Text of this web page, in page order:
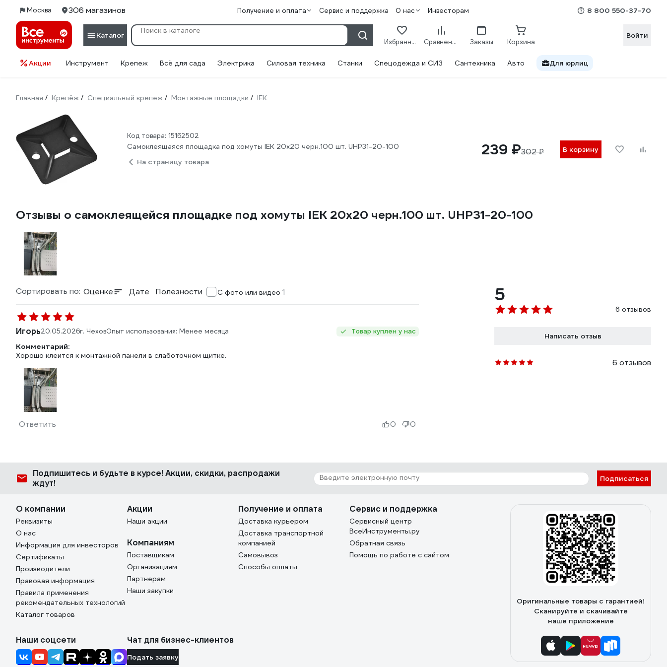
Москва 306 магазинов Получение и оплата Сервис и поддержка О нас Инвесторам 8 800 550-37-70
Каталог
Избранное Сравнение Заказы Корзина
Войти
Акции Инструмент Крепеж Всё для сада Электрика Силовая техника Станки Спецодежда и СИЗ Сантехника Авто Для юрлиц
Главная / Крепёж / Специальный крепеж / Монтажные площадки / IEK
Код товара: 15162502
Самоклеящаяся площадка под хомуты IEK 20x20 черн.100 шт. UHP31-20-100
На страницу товара
239 ₽302 ₽ В корзину
Отзывы о самоклеящейся площадке под хомуты IEK 20x20 черн.100 шт. UHP31-20-100
Сортировать по: Оценке Дате Полезности С фото или видео 1
Игорь20.05.2026г. ЧеховОпыт использования: Менее месяца Товар куплен у нас
Комментарий:
Хорошо клеится к монтажной панели в слаботочном щитке.
Ответить 0 0
5
6 отзывов
Написать отзыв
6 отзывов
Подпишитесь и будьте в курсе! Акции, скидки, распродажи
ждут!
Подписаться
О компании
Реквизиты
О нас
Информация для инвесторов
Сертификаты
Производители
Правовая информация
Правила применения
рекомендательных технологий
Каталог товаров
Акции
Наши акции
Компаниям
Поставщикам
Организациям
Партнерам
Наши закупки
Получение и оплата
Доставка курьером
Доставка транспортной
компанией
Самовывоз
Способы оплаты
Сервис и поддержка
Сервисный центр
ВсеИнструменты.ру
Обратная связь
Помощь по работе с сайтом
Оригинальные товары с гарантией!
Сканируйте и скачивайте
наше приложение
Наши соцсети Чат для бизнес-клиентов
Подать заявку